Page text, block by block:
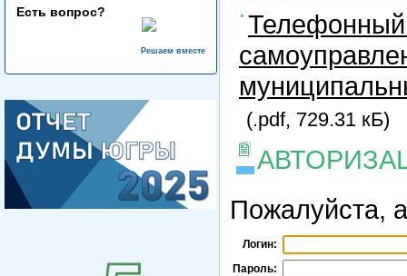
Есть вопрос?
Решаем вместе
Телефонный
(.pdf, 729.31 кБ)
Пожалуйста,
Логин:
Пароль: